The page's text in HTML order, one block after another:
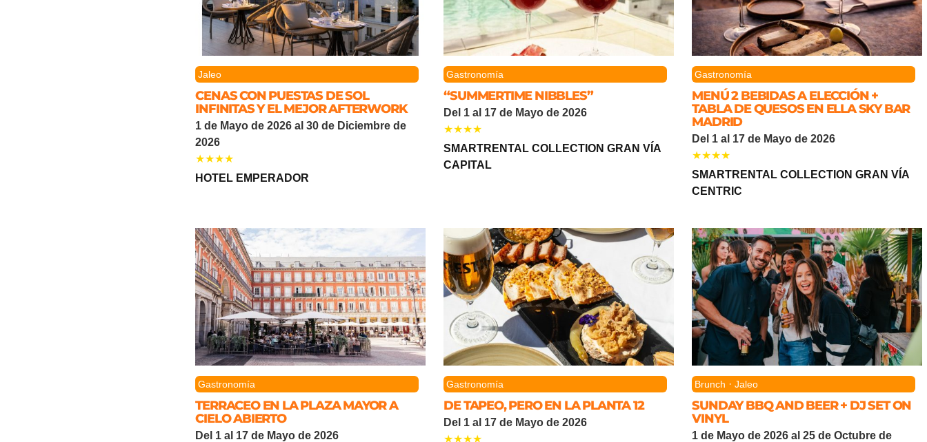
Jaleo
CENAS CON PUESTAS DE SOL
INFINITAS Y EL MEJOR AFTERWORK
1 de Mayo de 2026 al 30 de Diciembre de
2026
HOTEL EMPERADOR
Gastronomía
“SUMMERTIME NIBBLES”
Del 1 al 17 de Mayo de 2026
SMARTRENTAL COLLECTION GRAN VÍA
CAPITAL
Gastronomía
MENÚ 2 BEBIDAS A ELECCIÓN +
TABLA DE QUESOS EN ELLA SKY BAR
MADRID
Del 1 al 17 de Mayo de 2026
SMARTRENTAL COLLECTION GRAN VÍA
CENTRIC
Gastronomía
TERRACEO EN LA PLAZA MAYOR A
CIELO ABIERTO
Del 1 al 17 de Mayo de 2026
Gastronomía
DE TAPEO, PERO EN LA PLANTA 12
Del 1 al 17 de Mayo de 2026
Brunch ·Jaleo
SUNDAY BBQ AND BEER + DJ SET ON
VINYL
1 de Mayo de 2026 al 25 de Octubre de